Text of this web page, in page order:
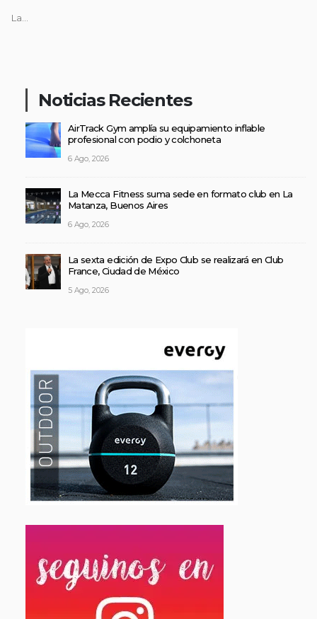
La...
Noticias Recientes
AirTrack Gym amplía su equipamiento inflable
profesional con podio y colchoneta
6 Ago, 2026
La Mecca Fitness suma sede en formato club en La
Matanza, Buenos Aires
6 Ago, 2026
La sexta edición de Expo Club se realizará en Club
France, Ciudad de México
5 Ago, 2026